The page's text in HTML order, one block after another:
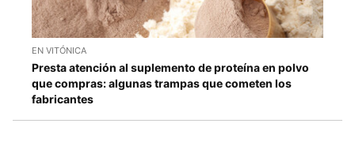
EN VITÓNICA
Presta atención al suplemento de proteína en polvo
que compras: algunas trampas que cometen los
fabricantes